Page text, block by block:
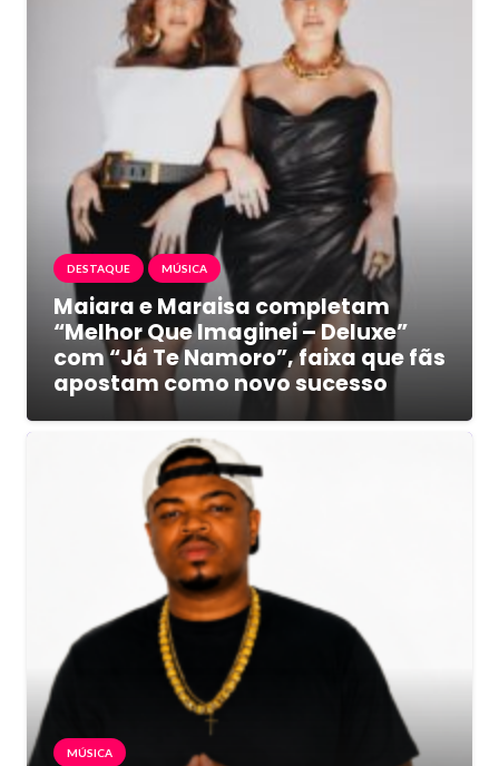
DESTAQUE MÚSICA
Maiara e Maraisa completam
“Melhor Que Imaginei – Deluxe”
com “Já Te Namoro”, faixa que fãs
apostam como novo sucesso
MÚSICA